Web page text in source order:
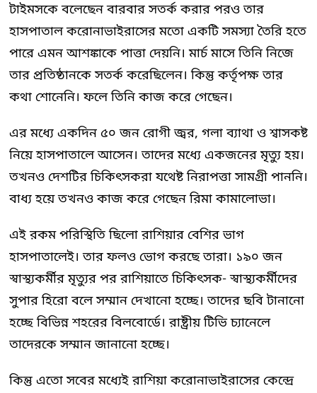
টাইমসকে বলেছেন বারবার সতর্ক করার পরও তার
হাসপাতাল করোনাভাইরাসের মতো একটি সমস্যা তৈরি হতে
পারে এমন আশঙ্কাকে পাত্তা দেয়নি। মার্চ মাসে তিনি নিজে
তার প্রতিষ্ঠানকে সতর্ক করেছিলেন। কিন্তু কর্তৃপক্ষ তার
কথা শোনেনি। ফলে তিনি কাজ করে গেছেন।
এর মধ্যে একদিন ৫০ জন রোগী জ্বর, গলা ব্যাথা ও শ্বাসকষ্ট
নিয়ে হাসপাতালে আসেন। তাদের মধ্যে একজনের মৃত্যু হয়।
তখনও দেশটির চিকিৎসকরা যথেষ্ট নিরাপত্তা সামগ্রী পাননি।
বাধ্য হয়ে তখনও কাজ করে গেছেন রিমা কামালোভা।
এই রকম পরিস্থিতি ছিলো রাশিয়ার বেশির ভাগ
হাসপাতালেই। তার ফলও ভোগ করছে তারা। ১৯০ জন
স্বাস্থ্যকর্মীর মৃত্যুর পর রাশিয়াতে চিকিৎসক- স্বাস্থ্যকর্মীদের
সুপার হিরো বলে সম্মান দেখানো হচ্ছে। তাদের ছবি টানানো
হচ্ছে বিভিন্ন শহরের বিলবোর্ডে। রাষ্ট্রীয় টিভি চ্যানেলে
তাদেরকে সম্মান জানানো হচ্ছে।
কিন্তু এতো সবের মধ্যেই রাশিয়া করোনাভাইরাসের কেন্দ্রে